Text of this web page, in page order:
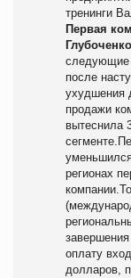
тренинги
Первая
следующие
после
ухудшения
продажи
вытеснила
регионах
оплату
долларов,